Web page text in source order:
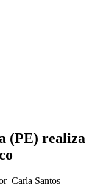
(PE) realiza
Carla Santos